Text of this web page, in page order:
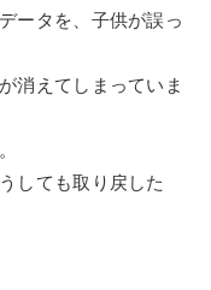
ータを、子供が誤っ
消えてしまっていま
しても取り戻した